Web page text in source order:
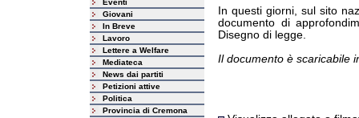
Eventi
Giovani
In Breve
Lavoro
Lettere a Welfare
Mediateca
News dai partiti
Petizioni attive
Politica
Provincia di Cremona
In questi giorni, sul sito
documento di
Disegno di legge.
Il documento è scaricabile